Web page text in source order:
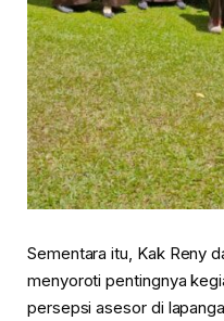
Sementara itu, Kak Reny
menyoroti pentingnya
persepsi asesor di